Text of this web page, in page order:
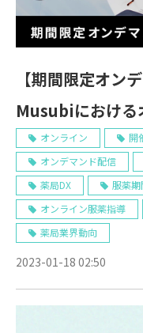
【期間限定オン
Musubiにおける
こそ押さえたい
とこれから ～ 薬
とは？ ～
オンライン 開
オンデマンド配信
薬局DX
服薬
オンライン服薬指導
薬局業界動向
2023-01-18 02:50